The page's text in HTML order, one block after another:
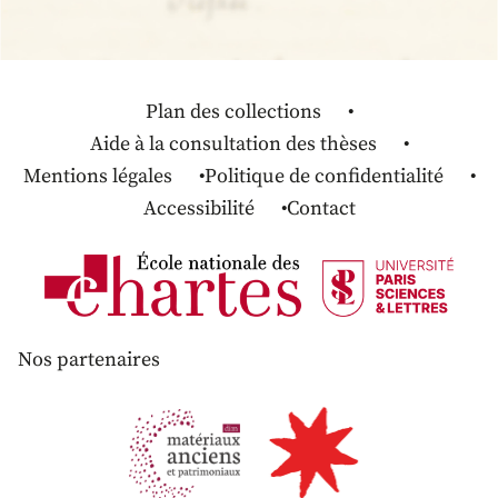
Plan des collections
Aide à la consultation des thèses
Mentions légales
Politique de confidentialité
Accessibilité
Contact
Nos partenaires